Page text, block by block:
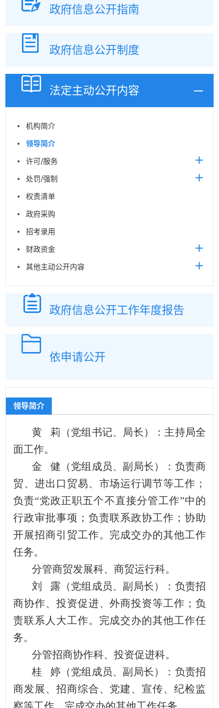
政府信息公开指南
政府信息公开制度
法定主动公开内容
机构简介
领导简介
许可/服务
处罚/强制
权责清单
政府采购
招考录用
财政资金
其他主动公开内容
政府信息公开工作年度报告
依申请公开
领导简介
黄
莉（党组书记、局长）：主持局全
面工作。
金
健（党组成员、副局长）：负责商
贸、进出口贸易、市场运行调节等工作；
负责“党政正职五个不直接分管工作”中的
行政审批事项；负责联系政协工作；协助
开展招商引贸工作。完成交办的其他工作
任务。
分管商贸发展科、商贸运行科。
刘
露（党组成员、副局长）：负责招
商协作、投资促进、外商投资等工作；负
责联系人大工作。完成交办的其他工作任
务。
分管招商协作科、投资促进科。
桂
婷（党组成员、副局长）：负责招
商发展、招商综合、党建、宣传、纪检监